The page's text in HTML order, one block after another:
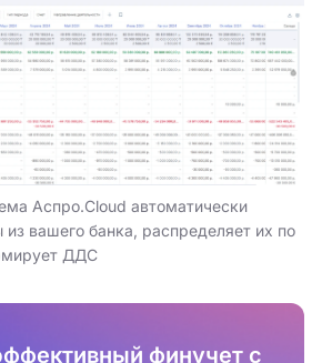
Аспро.Cloud автоматически
из вашего банка, распределяет их по
ДДС
финучет с